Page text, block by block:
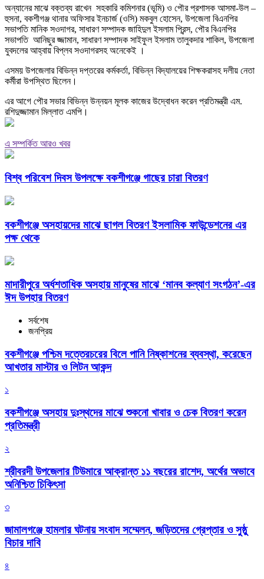
অন্যানের মাঝে বক্তব্য রাখেন সহকারি কমিশনার (ভূমি) ও পৌর প্রশাসক আসমা-উল –
হুসনা, বকশীগঞ্জ থানার অফিসার ইনচার্জ (ওসি) মকবুল হোসেন, উপজেলা বিএনপির
সভাপতি মানিক সওদাগর, সাধারণ সম্পাদক জাহিদুল ইসলাম প্রিন্স, পৌর বিএনপির
সভাপতি আনিছুর জ্জামান, সাধারণ সম্পাদক সাইফুল ইসলাম তালুকদার শাকিল, উপজেলা
যুবদলের আহ্বায় বিপ্লব সওদাগরসহ অনেকেই ।
এসময় উপজেলার বিভিন্ন দপ্তরের কর্মকর্তা, বিভিন্ন বিদ্যালয়ের শিক্ষকরাসহ দলীয় নেতা
কর্মীরা উপস্থিত ছিলেন।
এর আগে পৌর সভার বিভিন্ন উন্নয়ন মূলক কাজের উদ্বোধন করেন প্রতিমন্ত্রী এম.
রশিদুজ্জামান মিল্লাত এমপি।
এ সম্পর্কিত আরও খবর
বিশ্ব পরিবেশ দিবস উপলক্ষে বকশীগঞ্জে গাছের চারা বিতরণ
বকশীগঞ্জে অসহায়দের মাঝে ছাগল বিতরণ ইসলামিক ফাউন্ডেশনের এর
পক্ষ থেকে
মাদারীপুরে অর্ধশতাধিক অসহায় মানুষের মাঝে ‘মানব কল্যাণ সংগঠন’-এর
ঈদ উপহার বিতরণ
সর্বশেষ
জনপ্রিয়
বকশীগঞ্জে পশ্চিম দত্তেরচরের বিলে পানি নিষ্কাশনের ব্যবস্থা, করেছেন
আখতার মাস্টার ও লিটন আকন্দ
১
বকশীগঞ্জে অসহায় দুঃস্থদের মাঝে শুকনো খাবার ও চেক বিতরণ করেন
প্রতিমন্ত্রী
২
শ্রীবরদী উপজেলার টিউমারে আক্রান্ত ১১ বছরের রাশেদ, অর্থের অভাবে
অনিশ্চিত চিকিৎসা
৩
জামালগঞ্জে হামলার ঘটনায় সংবাদ সম্মেলন, জড়িতদের গ্রেপ্তার ও সুষ্ঠু
বিচার দাবি
৪